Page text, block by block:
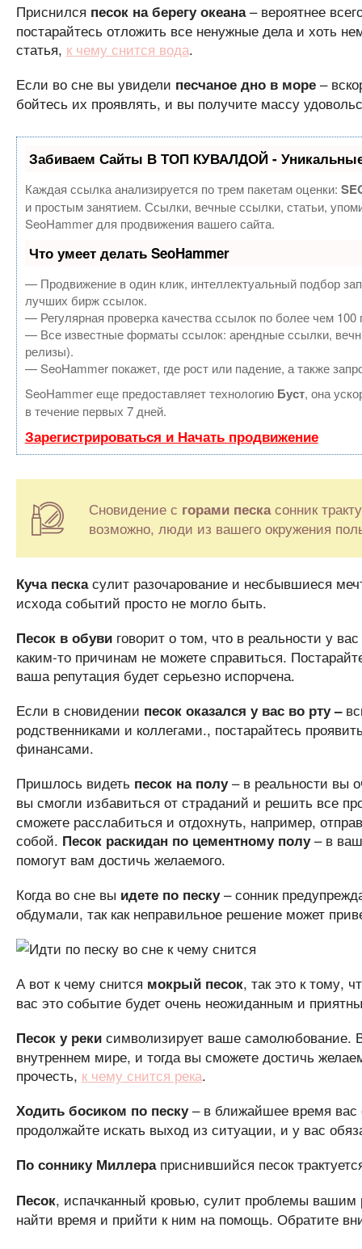
Приснился песок на берегу океана– вероятнее
постарайтесь отложить все ненужные дела и хоть
статья, к чему снится вода.
Если во сне вы увидели песчаное дно в море–
бойтесь их проявлять, и вы получите массу
Забиваем Сайты В ТОП КУВАЛДОЙ - Уникальные
Каждая ссылка анализируется по трем пакетам оценки:
и простым занятием. Ссылки, вечные ссылки, статьи,
SeoHammer для продвижения вашего сайта.
Что умеет делать SeoHammer
— Продвижение в один клик, интеллектуальный подбор
лучших бирж ссылок.
— Регулярная проверка качества ссылок по более чем
— Все известные форматы ссылок: арендные ссылки,
релизы).
— SeoHammer покажет, где рост или падение, а также
SeoHammer еще предоставляет технологию Буст, она
в течение первых 7 дней.
Зарегистрироваться и Начать продвижение
Сновидение с горами пескасонник
возможно, люди из вашего окружения
Куча пескасулит разочарование и несбывшиеся
исхода событий просто не могло быть.
Песок в обувиговорит о том, что в реальности у
каким-то причинам не можете справиться.
ваша репутация будет серьезно испорчена.
Если в сновидении песок оказался у вас во рту –
родственниками и коллегами., постарайтесь
финансами.
Пришлось видеть песок на полу– в реальности вы
вы смогли избавиться от страданий и решить все
сможете расслабиться и отдохнуть, например,
собой. Песок раскидан по цементному полу– в
помогут вам достичь желаемого.
Когда во сне вы идете по песку– сонник
обдумали, так как неправильное решение может
А вот к чему снится мокрый песок, так это к тому,
вас это событие будет очень неожиданным и
Песок у рекисимволизирует ваше самолюбование.
внутреннем мире, и тогда вы сможете достичь
прочесть, к чему снится река.
Ходить босиком по песку– в ближайшее время вас
продолжайте искать выход из ситуации, и у вас
По соннику Миллераприснившийся песок
Песок, испачканный кровью, сулит проблемы вашим
найти время и прийти к ним на помощь. Обратите